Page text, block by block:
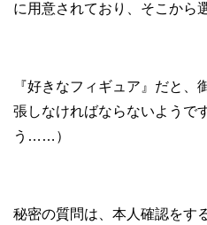
に用意されており、そこから
『好きなフィギュア』だと
張しなければならないようで
う……）
秘密の質問は、本人確認をす